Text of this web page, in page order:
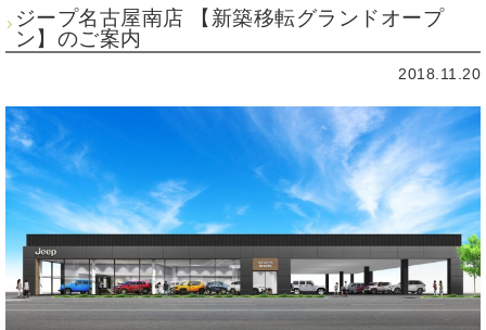
ジープ名古屋南店 【新築移転グランドオープ
ン】のご案内
2018.11.20